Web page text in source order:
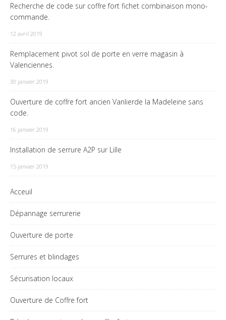
Recherche de code sur coffre fort fichet combinaison mono-
commande.
12 avril 2019
Remplacement pivot sol de porte en verre magasin à
Valenciennes.
30 janvier 2019
Ouverture de coffre fort ancien Vanlierde la Madeleine sans
code.
16 janvier 2019
Installation de serrure A2P sur Lille
15 janvier 2019
Acceuil
Dépannage serrurerie
Ouverture de porte
Serrures et blindages
Sécurisation locaux
Ouverture de Coffre fort